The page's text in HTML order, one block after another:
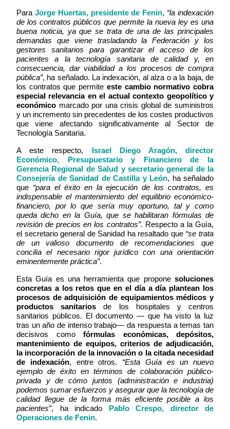
Para Jorge Huertas, presidente de Fenin, “la indexación
de los contratos públicos que permite la nueva ley es una
buena noticia, ya que se trata de una de las principales
demandas que viene trasladando la Federación y los
gestores sanitarios para garantizar el acceso de los
pacientes a la tecnología sanitaria de calidad y, en
consecuencia, dar viabilidad a los procesos de compra
pública”, ha señalado. La indexación, al alza o a la baja, de
los contratos que permite este cambio normativo cobra
especial relevancia en el actual contexto geopolítico y
económico marcado por una crisis global de suministros
y un incremento sin precedentes de los costes productivos
que viene afectando significativamente al Sector de
Tecnología Sanitaria.
A este respecto, Israel Diego Aragón, director
Económico, Presupuestario y Financiero de la
Gerencia Regional de Salud y secretario general de la
Consejería de Sanidad de Castilla y León, ha señalado
que “para el éxito en la ejecución de los contratos, es
indispensable el mantenimiento del equilibrio económico-
financiero, por lo que sería muy oportuno, tal y como
queda dicho en la Guía, que se habilitaran fórmulas de
revisión de precios en los contratos”. Respecto a la Guía,
el secretario general de Sanidad ha resaltado que “se trata
de un valioso documento de recomendaciones que
concilia el necesario rigor jurídico con una orientación
eminentemente práctica”.
Esta Guía es una herramienta que propone soluciones
concretas a los retos que en el día a día plantean los
procesos de adquisición de equipamientos médicos y
productos sanitarios de los hospitales y centros
sanitarios públicos. El documento — que ha visto la luz
tras un año de intenso trabajo— da respuesta a temas tan
decisivos como fórmulas económicas, depósitos,
mantenimiento de equipos, criterios de adjudicación,
la incorporación de la innovación o la citada necesidad
de indexación, entre otros. “Esta Guía es un nuevo
ejemplo de éxito en términos de colaboración público-
privada y de cómo juntos (administración e industria)
podemos sumar esfuerzos y asegurar que la tecnología de
calidad llegue de la forma más eficiente posible a los
pacientes”, ha indicado Pablo Crespo, director de
Operaciones de Fenin.